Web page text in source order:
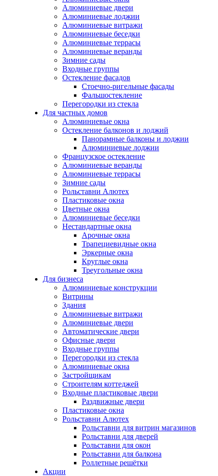
Алюминиевые двери
Алюминиевые лоджии
Алюминиевые витражи
Алюминиевые беседки
Алюминиевые террасы
Алюминиевые веранды
Зимние сады
Входные группы
Остекление фасадов
Стоечно-ригельные фасады
Фальшостекление
Перегородки из стекла
Для частных домов
Алюминиевые окна
Остекление балконов и лоджий
Панорамные балконы и лоджии
Алюминиевые лоджии
Французское остекление
Алюминиевые веранды
Алюминиевые террасы
Зимние сады
Рольставни Алютех
Пластиковые окна
Цветные окна
Алюминиевые беседки
Нестандартные окна
Арочные окна
Трапециевидные окна
Эркерные окна
Круглые окна
Треугольные окна
Для бизнеса
Алюминиевые конструкции
Витрины
Здания
Алюминиевые витражи
Алюминиевые двери
Автоматические двери
Офисные двери
Входные группы
Перегородки из стекла
Алюминиевые окна
Застройщикам
Строителям коттеджей
Входные пластиковые двери
Раздвижные двери
Пластиковые окна
Рольставни Алютех
Рольставни для витрин магазинов
Рольставни для дверей
Рольставни для окон
Рольставни для балкона
Роллетные решётки
Акции